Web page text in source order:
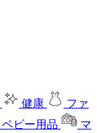
健康
ファ
ベビー用品
マ